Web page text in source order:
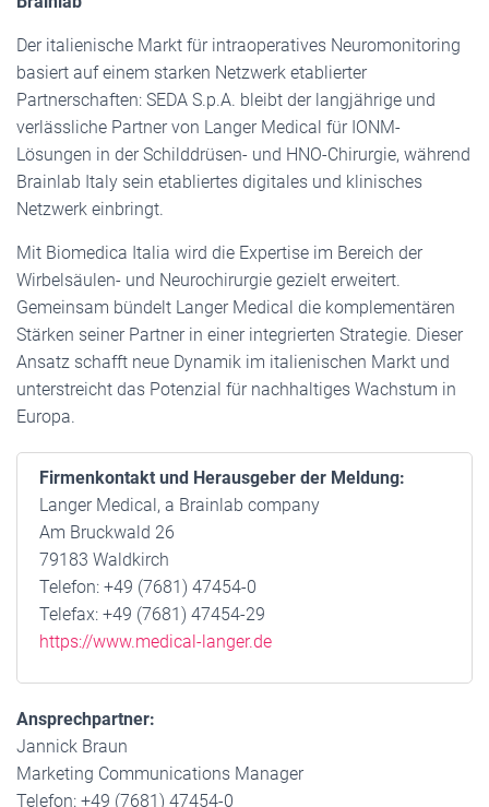
Der italienische Markt für intraoperatives Neuromonitoring
basiert auf einem starken Netzwerk etablierter
Partnerschaften: SEDA S.p.A. bleibt der langjährige und
verlässliche Partner von Langer Medical für IONM-
Lösungen in der Schilddrüsen- und HNO-Chirurgie, während
Brainlab Italy sein etabliertes digitales und klinisches
Netzwerk einbringt.
Mit Biomedica Italia wird die Expertise im Bereich der
Wirbelsäulen- und Neurochirurgie gezielt erweitert.
Gemeinsam bündelt Langer Medical die komplementären
Stärken seiner Partner in einer integrierten Strategie. Dieser
Ansatz schafft neue Dynamik im italienischen Markt und
unterstreicht das Potenzial für nachhaltiges Wachstum in
Europa.
Firmenkontakt und Herausgeber der Meldung:
Langer Medical, a Brainlab company
Am Bruckwald 26
79183 Waldkirch
Telefon: +49 (7681) 47454-0
Telefax: +49 (7681) 47454-29
https://www.medical-langer.de
Ansprechpartner:
Jannick Braun
Marketing Communications Manager
Telefon: +49 (7681) 47454-0